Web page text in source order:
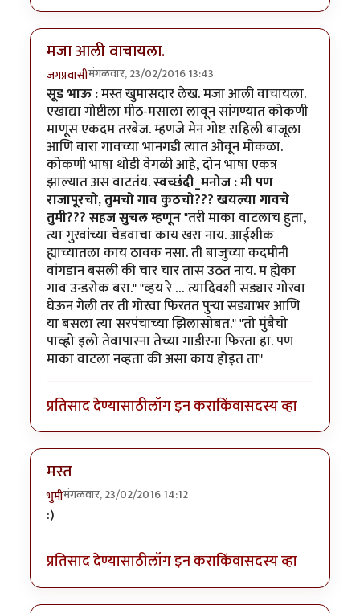
मजा आली वाचायला.
जगप्रवासीमंगळवार, 23/02/2016 13:43
सूड भाऊ :मस्त खुमासदार लेख. मजा आली वाचायला.
एखाद्या गोष्टीला मीठ-मसाला लावून सांगण्यात कोकणी
माणूस एकदम तरबेज. म्हणजे मेन गोष्ट राहिली बाजूला
आणि बारा गावच्या भानगडी त्यात ओवून मोकळा.
कोकणी भाषा थोडी वेगळी आहे, दोन भाषा एकत्र
झाल्यात अस वाटतंय.स्वच्छंदी_मनोज : मी पण
राजापूरचो, तुमचो गाव कुठचो??? खयल्या गावचे
तुमी???सहज सुचल म्हणून"तरी माका वाटलाच हुता,
त्या गुरवांच्या चेडवाचा काय खरा नाय. आईशीक
ह्याच्यातला काय ठावक नसा. ती बाजुच्या कदमीनी
वांगडान बसली की चार चार तास उठत नाय. म ह्येका
गाव उन्डरोक बरा." "व्हय रे … त्यादिवशी सड्यार गोरवा
घेऊन गेली तर ती गोरवा फिरतत पुऱ्या सड्याभर आणि
या बसला त्या सरपंचाच्या झिलासोबत." "तो मुंबैचो
पाव्ह्नो इलो तेवापास्ना तेच्या गाडीरना फिरता हा. पण
माका वाटला नव्हता की असा काय होइत ता"
प्रतिसाद देण्यासाठीलॉग इन कराकिंवासदस्य व्हा
मस्त
भुमीमंगळवार, 23/02/2016 14:12
:)
प्रतिसाद देण्यासाठीलॉग इन कराकिंवासदस्य व्हा